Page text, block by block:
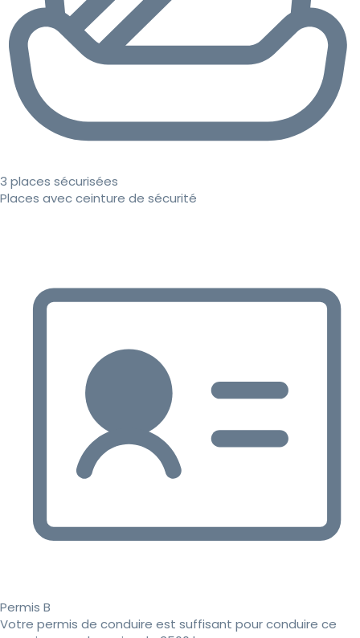
3 places sécurisées
Places avec ceinture de sécurité
Permis B
Votre permis de conduire est suffisant pour conduire ce